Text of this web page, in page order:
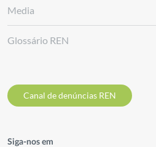
Media
Glossário REN
Canal de denúncias REN
Siga-nos em